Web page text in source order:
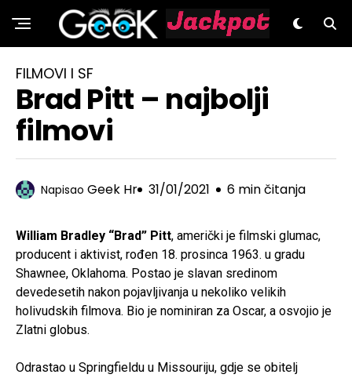
GeeK.hr
FILMOVI I SF
Brad Pitt – najbolji
filmovi
Napisao Geek Hr 31/01/2021 6 min čitanja
William Bradley “Brad” Pitt, američki je filmski glumac,
producent i aktivist, rođen 18. prosinca 1963. u gradu
Shawnee, Oklahoma. Postao je slavan sredinom
devedesetih nakon pojavljivanja u nekoliko velikih
holivudskih filmova. Bio je nominiran za Oscar, a osvojio je
Zlatni globus.
Odrastao u Springfieldu u Missouriju, gdje se obitelj